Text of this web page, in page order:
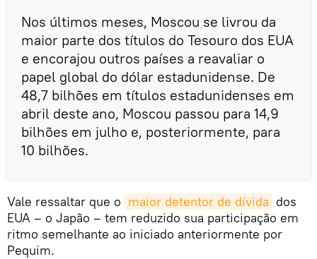
Nos últimos meses, Moscou se livrou da
maior parte dos títulos do Tesouro dos EUA
e encorajou outros países a reavaliar o
papel global do dólar estadunidense. De
48,7 bilhões em títulos estadunidenses em
abril deste ano, Moscou passou para 14,9
bilhões em julho e, posteriormente, para
10 bilhões.
Vale ressaltar que o maior detentor de dívida dos
EUA – o Japão – tem reduzido sua participação em
ritmo semelhante ao iniciado anteriormente por
Pequim.